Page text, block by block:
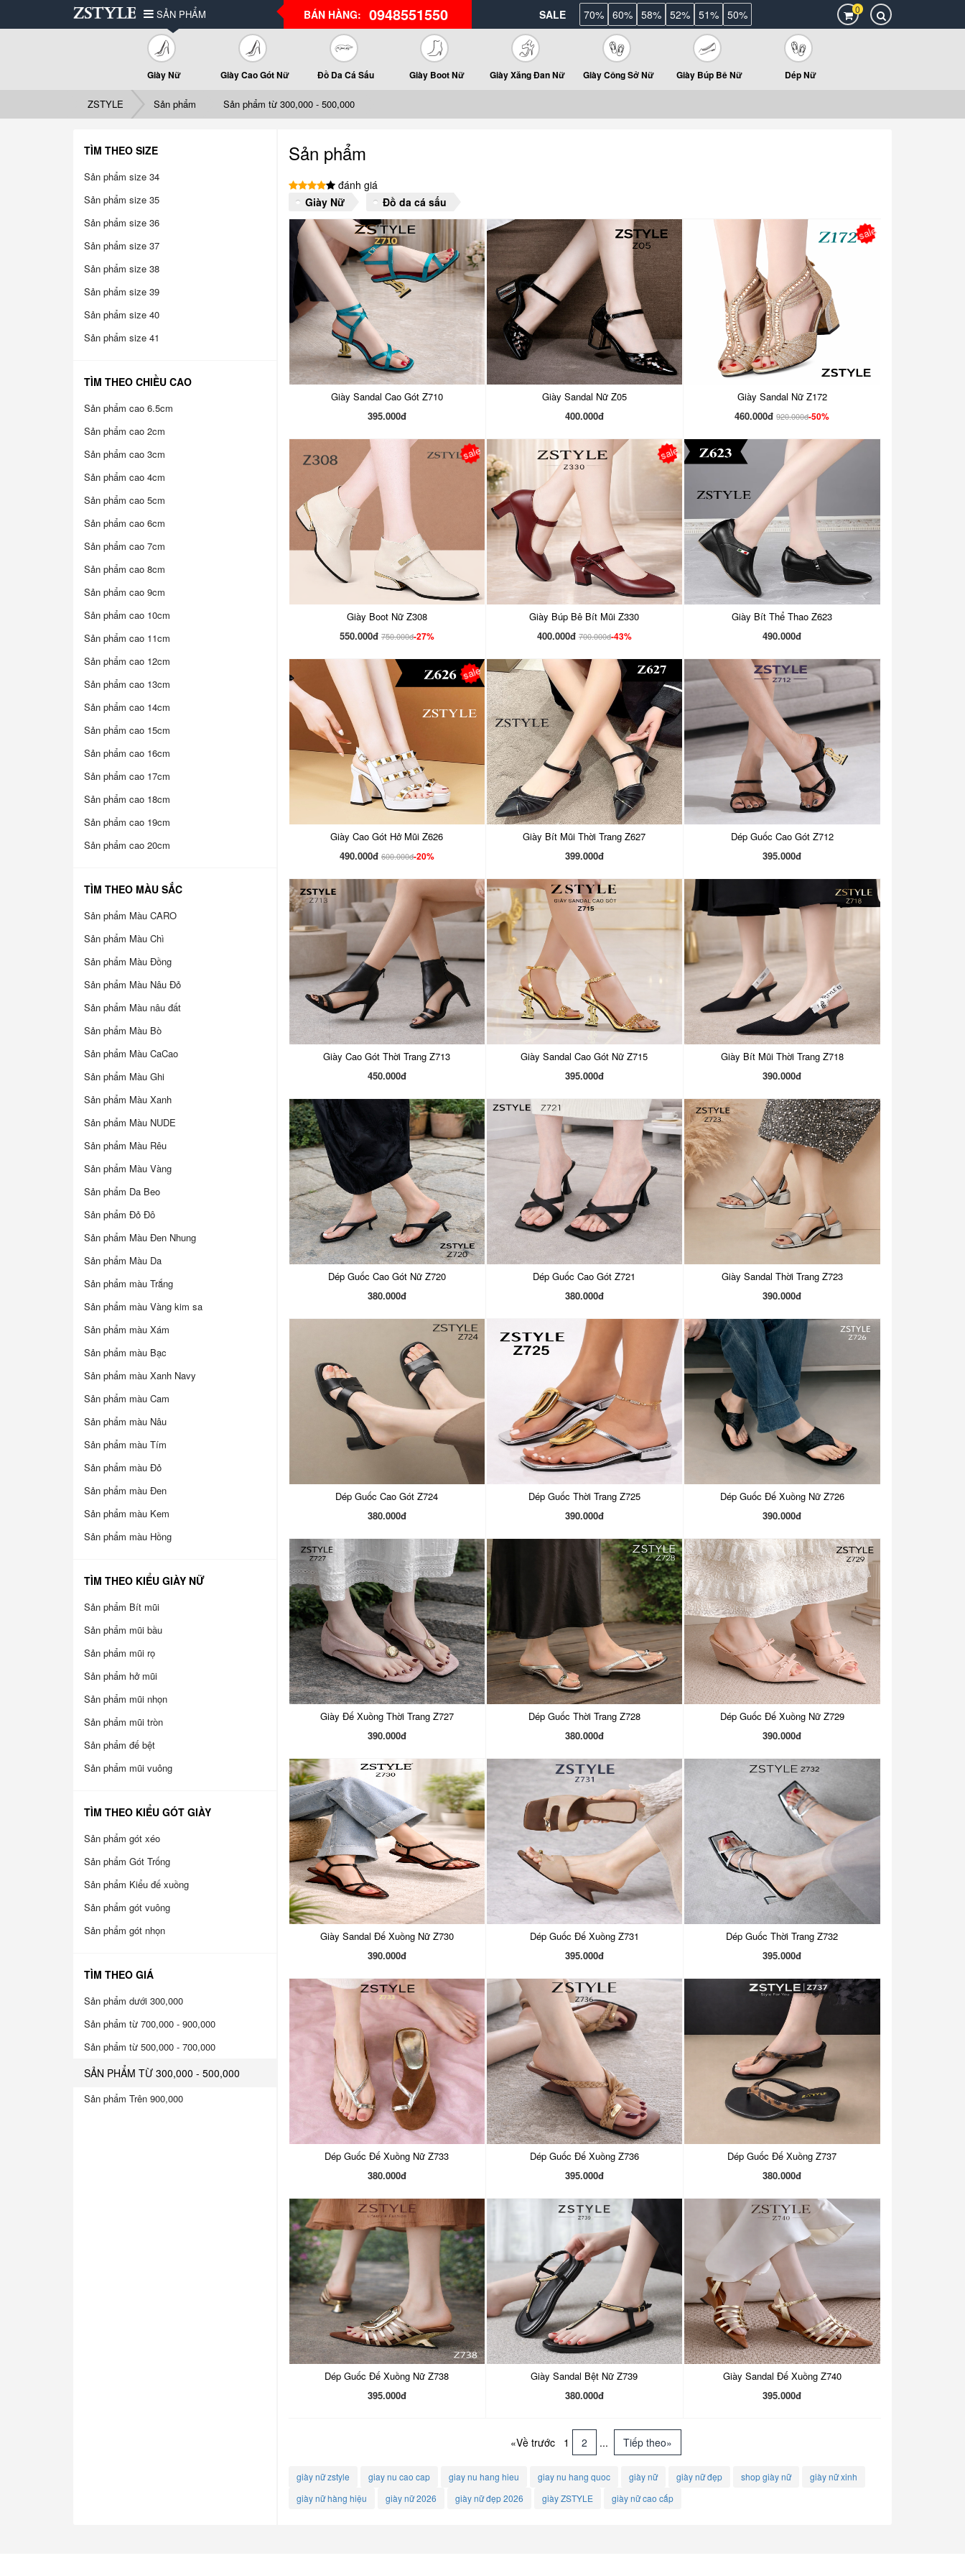
SẢN PHẨM BÁN HÀNG: 0948551550 SALE 70% 60% 58% 52% 51% 50% 0
Giày Nữ Giày Cao Gót Nữ Đồ Da Cá Sấu Giày Boot Nữ Giày Xăng Đan Nữ Giày Công Sở Nữ Giày Búp Bê Nữ Dép Nữ
ZSTYLE Sản phẩm Sản phẩm từ 300,000 - 500,000
TÌM THEO SIZE
Sản phẩm size 34
Sản phẩm size 35
Sản phẩm size 36
Sản phẩm size 37
Sản phẩm size 38
Sản phẩm size 39
Sản phẩm size 40
Sản phẩm size 41
TÌM THEO CHIỀU CAO
Sản phẩm cao 6.5cm
Sản phẩm cao 2cm
Sản phẩm cao 3cm
Sản phẩm cao 4cm
Sản phẩm cao 5cm
Sản phẩm cao 6cm
Sản phẩm cao 7cm
Sản phẩm cao 8cm
Sản phẩm cao 9cm
Sản phẩm cao 10cm
Sản phẩm cao 11cm
Sản phẩm cao 12cm
Sản phẩm cao 13cm
Sản phẩm cao 14cm
Sản phẩm cao 15cm
Sản phẩm cao 16cm
Sản phẩm cao 17cm
Sản phẩm cao 18cm
Sản phẩm cao 19cm
Sản phẩm cao 20cm
TÌM THEO MÀU SẮC
Sản phẩm Màu CARO
Sản phẩm Màu Chì
Sản phẩm Màu Đồng
Sản phẩm Màu Nâu Đỏ
Sản phẩm Màu nâu đất
Sản phẩm Màu Bò
Sản phẩm Màu CaCao
Sản phẩm Màu Ghi
Sản phẩm Màu Xanh
Sản phẩm Màu NUDE
Sản phẩm Màu Rêu
Sản phẩm Màu Vàng
Sản phẩm Da Beo
Sản phẩm Đỏ Đô
Sản phẩm Màu Đen Nhung
Sản phẩm Màu Da
Sản phẩm màu Trắng
Sản phẩm màu Vàng kim sa
Sản phẩm màu Xám
Sản phẩm màu Bạc
Sản phẩm màu Xanh Navy
Sản phẩm màu Cam
Sản phẩm màu Nâu
Sản phẩm màu Tím
Sản phẩm màu Đỏ
Sản phẩm màu Đen
Sản phẩm màu Kem
Sản phẩm màu Hồng
TÌM THEO KIỂU GIÀY NỮ
Sản phẩm Bít mũi
Sản phẩm mũi bầu
Sản phẩm mũi rọ
Sản phẩm hở mũi
Sản phẩm mũi nhọn
Sản phẩm mũi tròn
Sản phẩm đế bệt
Sản phẩm mũi vuông
TÌM THEO KIỂU GÓT GIÀY
Sản phẩm gót xéo
Sản phẩm Gót Trống
Sản phẩm Kiểu đế xuồng
Sản phẩm gót vuông
Sản phẩm gót nhọn
TÌM THEO GIÁ
Sản phẩm dưới 300,000
Sản phẩm từ 700,000 - 900,000
Sản phẩm từ 500,000 - 700,000
SẢN PHẨM TỪ 300,000 - 500,000
Sản phẩm Trên 900,000
Sản phẩm
đánh giá
Giày Nữ
Đồ da cá sấu
Giày Sandal Cao Gót Z710
395.000đ
Giày Sandal Nữ Z05
400.000đ
Giày Sandal Nữ Z172
460.000đ 920.000đ-50%
sale
Giày Boot Nữ Z308
550.000đ 750.000đ-27%
sale
Giày Búp Bê Bít Mũi Z330
400.000đ 700.000đ-43%
sale
Giày Bít Thể Thao Z623
490.000đ
Giày Cao Gót Hở Mũi Z626
490.000đ 600.000đ-20%
sale
Giày Bít Mũi Thời Trang Z627
399.000đ
Dép Guốc Cao Gót Z712
395.000đ
Giày Cao Gót Thời Trang Z713
450.000đ
Giày Sandal Cao Gót Nữ Z715
395.000đ
Giày Bít Mũi Thời Trang Z718
390.000đ
Dép Guốc Cao Gót Nữ Z720
380.000đ
Dép Guốc Cao Gót Z721
380.000đ
Giày Sandal Thời Trang Z723
390.000đ
Dép Guốc Cao Gót Z724
380.000đ
Dép Guốc Thời Trang Z725
390.000đ
Dép Guốc Đế Xuồng Nữ Z726
390.000đ
Giày Đế Xuồng Thời Trang Z727
390.000đ
Dép Guốc Thời Trang Z728
380.000đ
Dép Guốc Đế Xuồng Nữ Z729
390.000đ
Giày Sandal Đế Xuồng Nữ Z730
390.000đ
Dép Guốc Đế Xuồng Z731
395.000đ
Dép Guốc Thời Trang Z732
395.000đ
Dép Guốc Đế Xuồng Nữ Z733
380.000đ
Dép Guốc Đế Xuồng Z736
395.000đ
Dép Guốc Đế Xuồng Z737
380.000đ
Dép Guốc Đế Xuồng Nữ Z738
395.000đ
Giày Sandal Bệt Nữ Z739
380.000đ
Giày Sandal Đế Xuồng Z740
395.000đ
«Về trước 1 2 ... Tiếp theo»
giày nữ zstyle giay nu cao cap giay nu hang hieu giay nu hang quoc giày nữ giày nữ đẹp shop giày nữ
giày nữ xinh
giày nữ hàng hiệu
giày nữ 2026 giày nữ đẹp 2026 giày ZSTYLE giày nữ cao cấp